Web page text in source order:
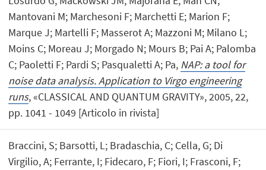
Mantovani M; Marchesoni F; Marchetti E; Marion F;
Marque J; Martelli F; Masserot A; Mazzoni M; Milano L;
Moins C; Moreau J; Morgado N; Mours B; Pai A; Palomba
C; Paoletti F; Pardi S; Pasqualetti A; Pa, NAP: a tool for
noise data analysis. Application to Virgo engineering
runs, «CLASSICAL AND QUANTUM GRAVITY», 2005, 22,
pp. 1041 - 1049 [Articolo in rivista]
Braccini, S; Barsotti, L; Bradaschia, C; Cella, G; Di
Virgilio, A; Ferrante, I; Fidecaro, F; Fiori, I; Frasconi, F;